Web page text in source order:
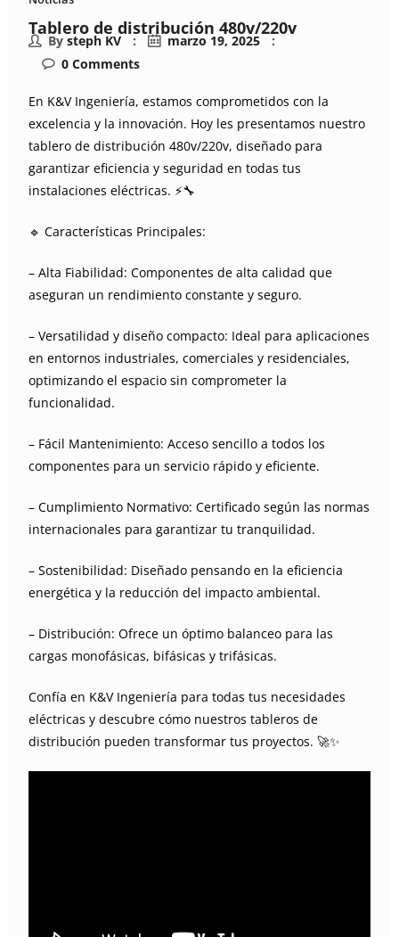
Tablero de distribución 480v/220v
By steph KV
marzo 19, 2025
0 Comments
En K&V Ingeniería, estamos comprometidos con la
excelencia y la innovación. Hoy les presentamos nuestro
tablero de distribución 480v/220v, diseñado para
garantizar eficiencia y seguridad en todas tus
instalaciones eléctricas. ⚡🔧
🔹 Características Principales:
– Alta Fiabilidad: Componentes de alta calidad que
aseguran un rendimiento constante y seguro.
– Versatilidad y diseño compacto: Ideal para aplicaciones
en entornos industriales, comerciales y residenciales,
optimizando el espacio sin comprometer la
funcionalidad.
– Fácil Mantenimiento: Acceso sencillo a todos los
componentes para un servicio rápido y eficiente.
– Cumplimiento Normativo: Certificado según las normas
internacionales para garantizar tu tranquilidad.
– Sostenibilidad: Diseñado pensando en la eficiencia
energética y la reducción del impacto ambiental.
– Distribución: Ofrece un óptimo balanceo para las
cargas monofásicas, bifásicas y trifásicas.
Confía en K&V Ingeniería para todas tus necesidades
eléctricas y descubre cómo nuestros tableros de
distribución pueden transformar tus proyectos. 🚀✨